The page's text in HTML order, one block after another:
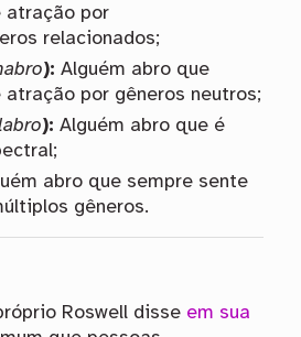
atração por
relacionados;
): Alguém abro que
atração por gêneros neutros;
): Alguém abro que é
abro que sempre sente
gêneros.
Roswell disse em sua